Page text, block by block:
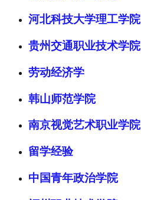
河北科技大学理工学院
贵州交通职业技术学院
劳动经济学
韩山师范学院
南京视觉艺术职业学院
留学经验
中国青年政治学院